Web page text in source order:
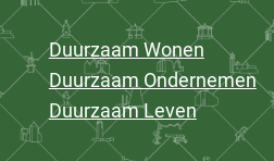
Duurzaam Wonen
Duurzaam Ondernemen
Duurzaam Leven